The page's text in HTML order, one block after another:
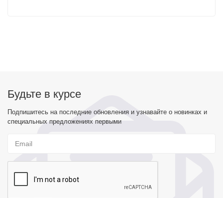
Будьте в курсе
Подпишитесь на последние обновления и узнавайте о новинках и
специальных предложениях первыми